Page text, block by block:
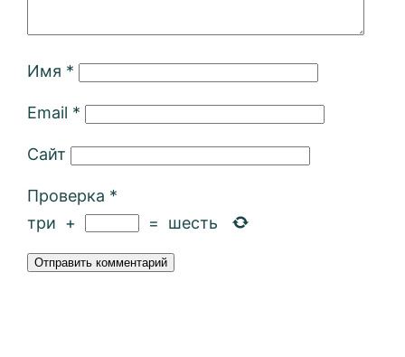
Имя *
Email *
Сайт
Проверка *
три + = шесть